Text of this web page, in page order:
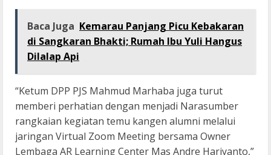
Baca Juga Kemarau Panjang Picu Kebakaran
di Sangkaran Bhakti; Rumah Ibu Yuli Hangus
Dilalap Api
“Ketum DPP PJS Mahmud Marhaba juga turut
memberi perhatian dengan menjadi Narasumber
rangkaian kegiatan temu kangen alumni melalui
jaringan Virtual Zoom Meeting bersama Owner
Lembaga AR Learning Center Mas Andre Hariyanto,”